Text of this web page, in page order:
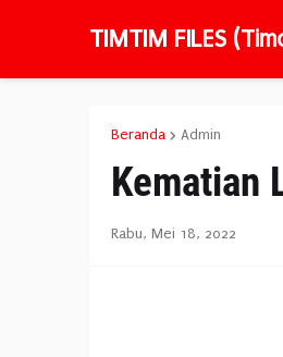
TIMTIM FILES
Beranda Admin
Kematian
Rabu, Mei 18, 2022